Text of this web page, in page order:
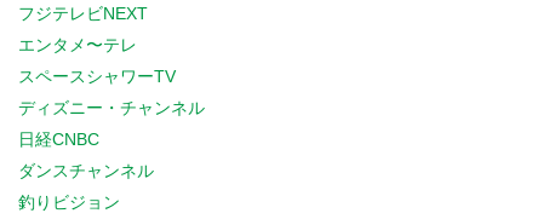
フジテレビNEXT
エンタメ〜テレ
スペースシャワーTV
ディズニー・チャンネル
日経CNBC
ダンスチャンネル
釣りビジョン